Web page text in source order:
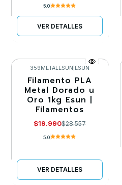
5.0
VER DETALLES
-30%
Llega el 30/08/2026
359METALESUN ESUN
Filamento PLA
Metal Dorado u
Oro 1kg Esun |
Filamentos
$19.990$28.557
5.0
VER DETALLES